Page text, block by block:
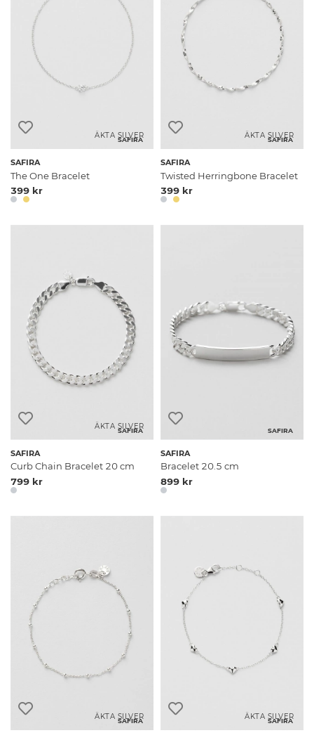
SAFIRA
ÄKTA SILVER
SAFIRA
The One Bracelet
399 kr
SAFIRA
ÄKTA SILVER
SAFIRA
Twisted Herringbone Bracelet
399 kr
SAFIRA
ÄKTA SILVER
SAFIRA
Curb Chain Bracelet 20 cm
799 kr
SAFIRA
SAFIRA
Bracelet 20.5 cm
899 kr
SAFIRA
ÄKTA SILVER SAFIRA
ÄKTA SILVER